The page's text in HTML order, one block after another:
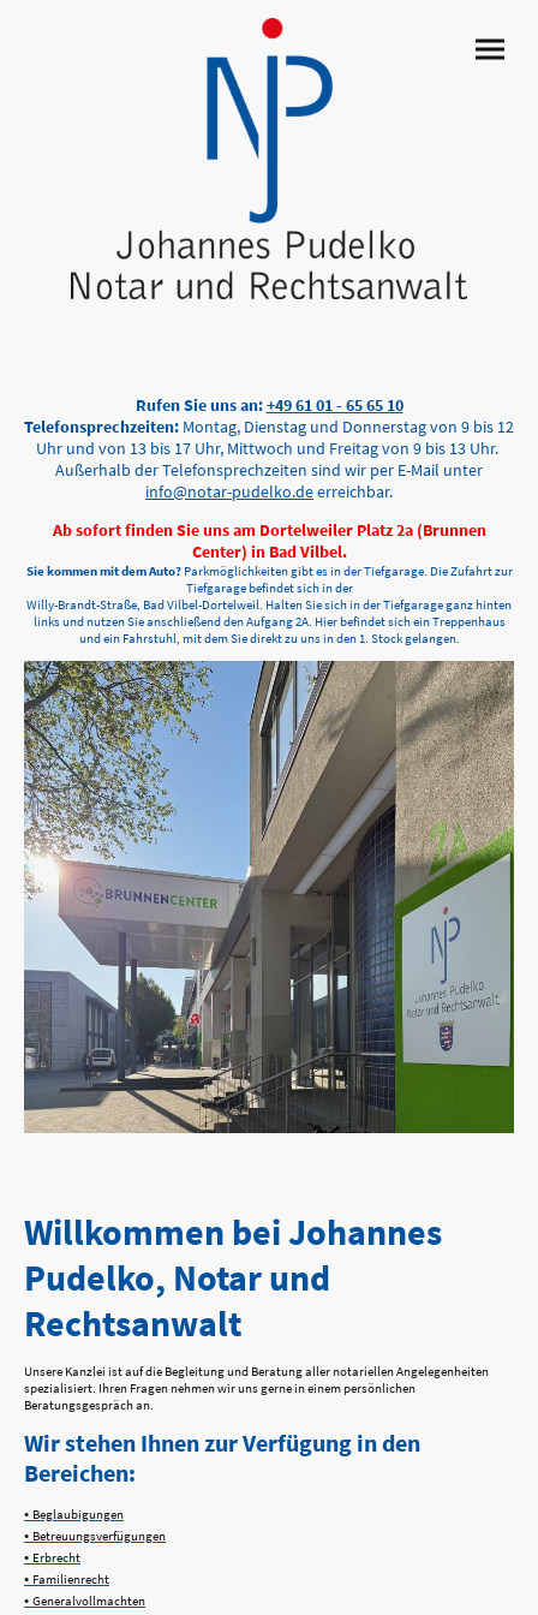
Rufen Sie uns an:+49 61 01 - 65 65 10
Telefonsprechzeiten: Montag, Dienstag und Donnerstag von 9 bis 12
Uhr und von 13 bis 17 Uhr, Mittwoch und Freitag von 9 bis 13 Uhr.
Außerhalb der Telefonsprechzeiten sind wir per E-Mail unter
info@notar-pudelko.deerreichbar.
Ab sofort finden Sie uns am Dortelweiler Platz 2a (Brunnen
Center) in Bad Vilbel.
Sie kommen mit dem Auto? Parkmöglichkeiten gibt es in der Tiefgarage. Die Zufahrt zur
Tiefgarage befindet sich in der
Willy-Brandt-Straße, Bad Vilbel-Dortelweil. Halten Sie sich in der Tiefgarage ganz hinten
links und nutzen Sie anschließend den Aufgang 2A. Hier befindet sich ein Treppenhaus
und ein Fahrstuhl, mit dem Sie direkt zu uns in den 1. Stock gelangen.
Willkommen bei Johannes
Pudelko, Notar und
Rechtsanwalt
Unsere Kanzlei ist auf die Begleitung und Beratung aller notariellen Angelegenheiten
spezialisiert. Ihren Fragen nehmen wir uns gerne in einem persönlichen
Beratungsgespräch an.
Wir stehen Ihnen zur Verfügung in den
Bereichen:
• Beglaubigungen
• Betreuungsverfügungen
• Erbrecht
• Familienrecht
• Generalvollmachten